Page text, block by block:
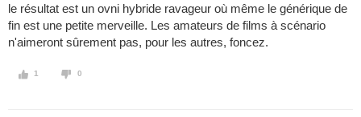
le résultat est un ovni hybride ravageur où même le générique de
fin est une petite merveille. Les amateurs de films à scénario
n'aimeront sûrement pas, pour les autres, foncez.
1 0